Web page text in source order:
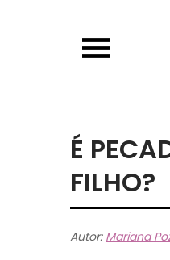
É
FILHO?
Autor: Mariana